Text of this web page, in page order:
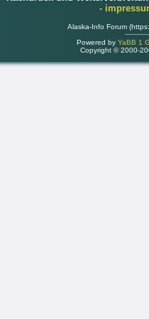
-
Alaska-Info Forum
Powered by YaBB 1
Copyright © 2000-